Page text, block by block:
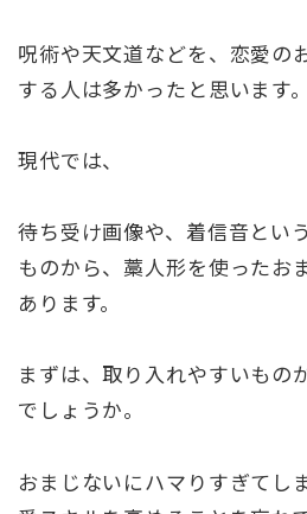
呪術や天文道などを、恋愛の
する人は多かったと思います。
現代では、
待ち受け画像や、着信音とい
ものから、藁人形を使ったお
あります。
まずは、取り入れやすいもの
でしょうか。
おまじないにハマりすぎてし